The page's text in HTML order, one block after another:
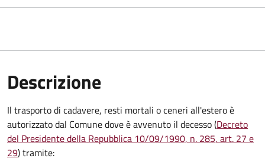
Descrizione
Il trasporto di cadavere, resti mortali o ceneri all'estero è
autorizzato dal Comune dove è avvenuto il decesso (Decreto
del Presidente della Repubblica 10/09/1990, n. 285, art. 27 e
29) tramite: